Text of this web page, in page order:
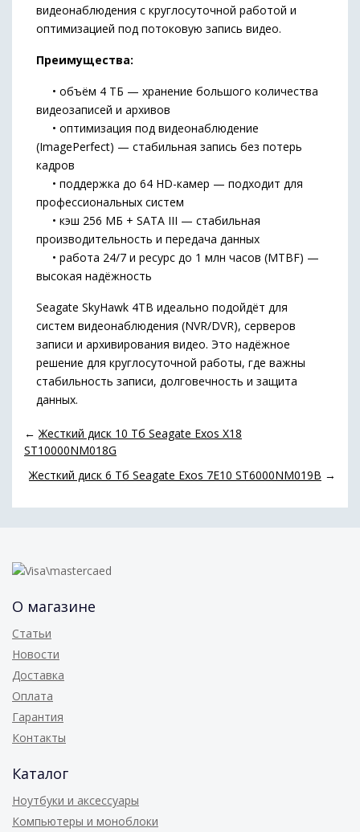
видеонаблюдения с круглосуточной работой и
оптимизацией под потоковую запись видео.
Преимущества:
• объём 4 ТБ — хранение большого количества
видеозаписей и архивов
• оптимизация под видеонаблюдение
(ImagePerfect) — стабильная запись без потерь
кадров
• поддержка до 64 HD-камер — подходит для
профессиональных систем
• кэш 256 МБ + SATA III — стабильная
производительность и передача данных
• работа 24/7 и ресурс до 1 млн часов (MTBF) —
высокая надёжность
Seagate SkyHawk 4TB идеально подойдёт для
систем видеонаблюдения (NVR/DVR), серверов
записи и архивирования видео. Это надёжное
решение для круглосуточной работы, где важны
стабильность записи, долговечность и защита
данных.
←Жесткий диск 10 Тб Seagate Exos X18
ST10000NM018G
Жесткий диск 6 Тб Seagate Exos 7E10 ST6000NM019B →
О магазине
Статьи
Новости
Доставка
Оплата
Гарантия
Контакты
Каталог
Ноутбуки и аксессуары
Компьютеры и моноблоки